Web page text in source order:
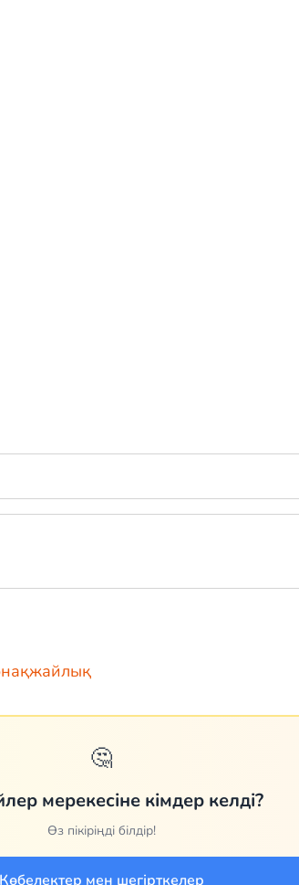
🤔
мерекесіне кімдер келді?
Өз пікіріңді білдір!
Көбелектер мен шегірткелер